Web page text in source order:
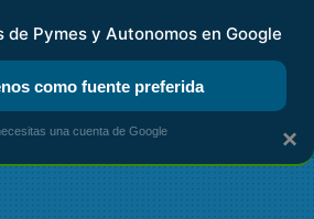
KIT DIGITAL RENTA
×
de Pymes y Autonomos en Google
como fuente preferida
una cuenta de Google